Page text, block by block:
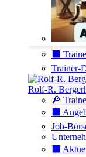
⬛️
Trainer-
Rolf-R.
🔎
⬛️
Job-
⬛️